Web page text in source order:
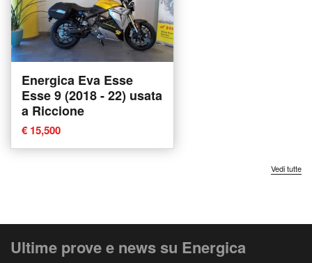
Energica Eva Esse
Esse 9 (2018 - 22) usata
a Riccione
€ 15,500
Vedi tutte
Ultime prove e news su Energica